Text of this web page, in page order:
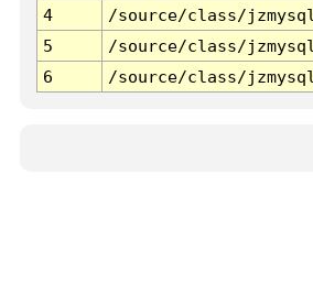
4
/source/class/
5
/source/class/
6
/source/class/